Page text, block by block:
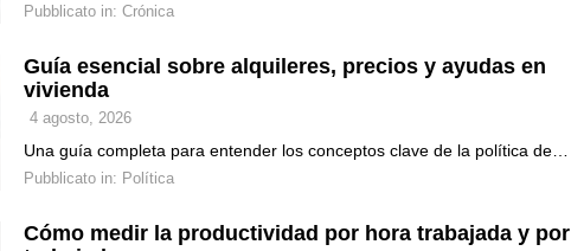
Pubblicato in: Crónica
Guía esencial sobre alquileres, precios y ayudas en
vivienda
4 agosto, 2026
Una guía completa para entender los conceptos clave de la política de…
Pubblicato in: Política
Cómo medir la productividad por hora trabajada y por